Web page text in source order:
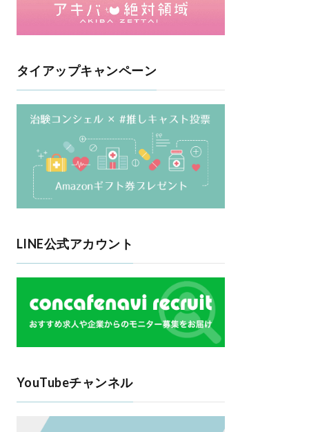
タイアップキャンペーン
LINE公式アカウント
YouTubeチャンネル